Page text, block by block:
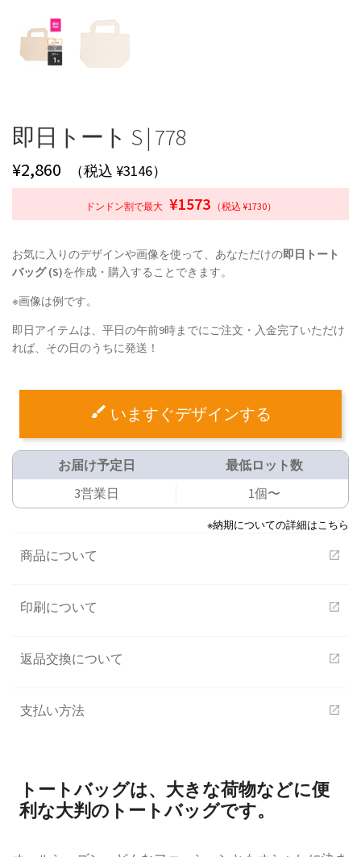
即日トート S | 778
¥2,860 （税込 ¥3146）
ドンドン割で最大 ¥1573 （税込 ¥1730）
お気に入りのデザインや画像を使って、あなただけの即日トート
バッグ (S)を作成・購入することできます。
※画像は例です。
即日アイテムは、平日の午前9時までにご注文・入金完了いただけ
れば、その日のうちに発送！
いますぐデザインする
お届け予定日
3営業日
最低ロット数
1個〜
※納期についての詳細はこちら
商品について open_in_new
印刷について open_in_new
返品交換について open_in_new
支払い方法 open_in_new
トートバッグは、大きな荷物などに便
利な大判のトートバッグです。